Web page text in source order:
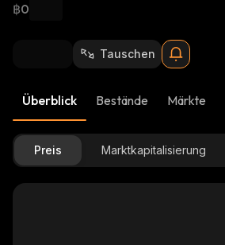
฿0
Tauschen
Überblick Bestände Märkte
Preis Marktkapitalisierung